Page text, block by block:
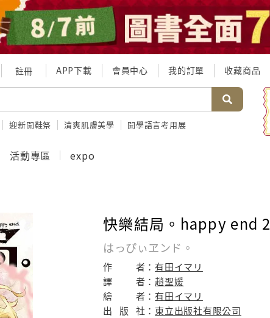
註冊 APP下載 會員中心 我的訂單 收藏商品
迎新開鞋祭 清爽肌膚美學 開學語言考用展
活動專區 expo
快樂結局。happy end 2
はっぴぃヱンド。
作 者：有田イマリ
譯
者：趙聖媛
繪
者：有田イマリ
出
版 社： 東立出版社有限公司